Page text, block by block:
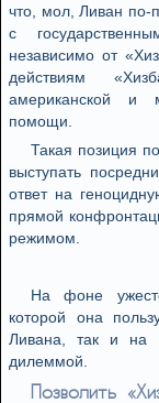
что, мол, Ливан по-
с
независимо от
действиям
американской и
помощи.
Такая позиция
выступать
ответ на
прямой
режимом.
На фоне
которой она
Ливана, так и на
дилеммой.
Позволить